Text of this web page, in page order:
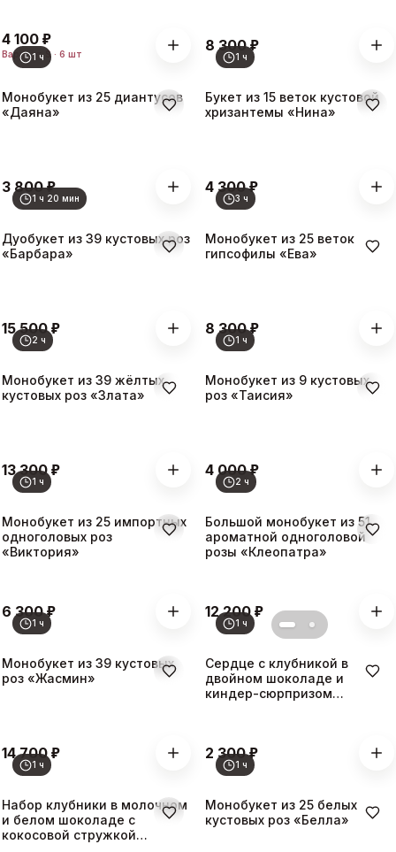
4 100 ₽
Вариант S · 6 шт 8 300 ₽
1 ч
Монобукет из 25 диантусов
«Даяна»
3 800 ₽
1 ч
Букет из 15 веток кустовой
хризантемы «Нина»
4 300 ₽
1 ч 20 мин
Дуобукет из 39 кустовых роз
«Барбара»
15 500 ₽
3 ч
Монобукет из 25 веток
гипсофилы «Ева»
8 300 ₽
2 ч
Монобукет из 39 жёлтых
кустовых роз «Злата»
13 300 ₽
1 ч
Монобукет из 9 кустовых
роз «Таисия»
4 000 ₽
1 ч
Монобукет из 25 импортных
одноголовых роз
«Виктория»
6 300 ₽
2 ч
Большой монобукет из 51
ароматной одноголовой
розы «Клеопатра»
12 200 ₽
1 ч
Монобукет из 39 кустовых
роз «Жасмин»
14 700 ₽
1 ч
Сердце с клубникой в
двойном шоколаде и
киндер-сюрпризом
2 300 ₽
1 ч
Набор клубники в молочном
и белом шоколаде с
кокосовой стружкой
1 ч
Монобукет из 25 белых
кустовых роз «Белла»